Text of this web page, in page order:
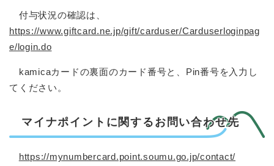
付与状況の確認は、
https://www.giftcard.ne.jp/gift/carduser/Carduserloginpag
e/login.do
kamicaカードの裏面のカード番号と、Pin番号を入力し
てください。
マイナポイントに関するお問い合わせ先
https://mynumbercard.point.soumu.go.jp/contact/